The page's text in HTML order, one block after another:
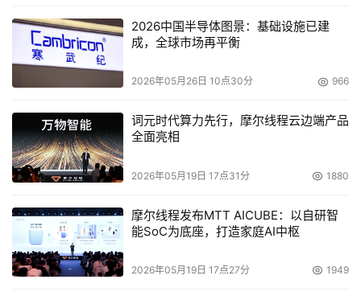
境保护的信息交流，并根据沟通结果及时加以改善，从而持
续加强企业的环境经营。
在2010财年末，Fujitsu(富士通)将建立集团全球社会公益活
动的信息共享平台“Act-Local-System”，从而促进世界各
地区社会环保公益活动的经验交流以及各项活动的横向合
时，Fujitsu(富士通)集团还将进一步加强与NPO及NGO等机
构的合作。
2026中国半导体图景：基础设施已建
成，全球市场再平衡
2026年05月26日 10点30分 966
词元时代算力先行，摩尔线程云边端产品
全面亮相
2026年05月19日 17点31分 1880
摩尔线程发布MTT AICUBE：以自研智
能SoC为底座，打造家庭AI中枢
2026年05月19日 17点27分 1949